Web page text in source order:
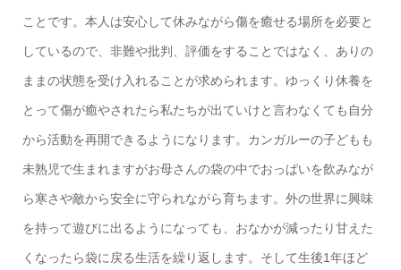
ことです。本人は安心して休みながら傷を癒せる場所を必要と
しているので、非難や批判、評価をすることではなく、ありの
ままの状態を受け入れることが求められます。ゆっくり休養を
とって傷が癒やされたら私たちが出ていけと言わなくても自分
から活動を再開できるようになります。カンガルーの子どもも
未熟児で生まれますがお母さんの袋の中でおっぱいを飲みなが
ら寒さや敵から安全に守られながら育ちます。外の世界に興味
を持って遊びに出るようになっても、おなかが減ったり甘えた
くなったら袋に戻る生活を繰り返します。そして生後1年ほど